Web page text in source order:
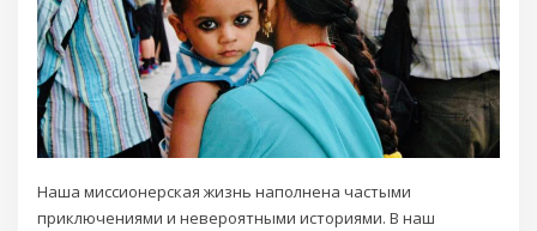
Наша миссионерская жизнь наполнена частыми
приключениями и невероятными историями. В наш